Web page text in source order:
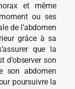
et même
ou ses
de l’abdomen
grâce à sa
que la
d’observer son
son abdomen
poursuivre la